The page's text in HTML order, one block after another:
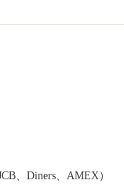
、Diners、AMEX）